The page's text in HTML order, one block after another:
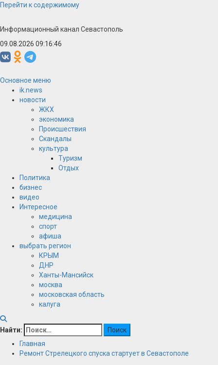
Перейти к содержимому
Информационный канал Севастополь
09.08.2026 09:16:46
Основное меню
ik.news
новости
ЖКХ
экономика
Происшествия
Скандалы
культура
Туризм
Отдых
Политика
бизнес
видео
Интересное
медицина
спорт
афиша
выбрать регион
КРЫМ
ДНР
Ханты-Мансийск
москва
московская область
калуга
Найти:
Главная
Ремонт Стрелецкого спуска стартует в Севастополе